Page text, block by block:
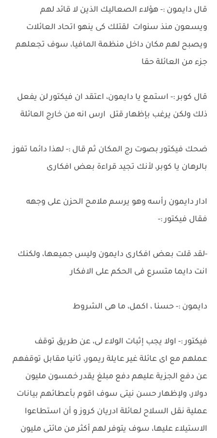
قال دايمون :- هؤلاء الصعاليك الذين لا قائد لهم
ويسعون منذ سنوات لقتلك كى ينهو اتحاد العائلات
ويصبح لهم مكان داخل منظمة المافيا، سوف تجعلهم
جزء من العائلة حقا
قال كوبر :- استمع يا دايمون، اعتقد ان فيكتور لن يفعل
ذلك ولكن يرغب بإظهار قتل ارس انه من خارج العائلة
ضحك فيكتور بصوت رج المكان ثم قال :- لهذا دائما تفوز
بالرهان يا كوبر، لأنك تجيد قراءة بعض افكارى
ادار دايمون رأسه وهو يرسم ملامح الحزن على وجهه
فقال فيكتور :-
-لقد قلت بعض افكارى دايمون وليس جميعها، ولكنك
انت دايما متسرع فى الحكم على الافكار
دايمون :- حسنا ، اكمل، ما هى الشروط
فيكتور :- اولا يجب إثبات الولاء لى، عن طريق توقف
عملهم مع اى عائلة غير عايلة ريمور، ثانيا مقابل توقفهم
عن دفع الجزية عليهم دفع مبلغ يقدر خمسون مليون
دولار، ولإظهار حسن نيتى سوف اقوم بأعطائهم بيانات
عملية نقل السلاح لعائلة ادريان كروز و أن استطاعوا
الاستيلاء عليها، سوف يتوفر لهم أكثر من مائتى مليون